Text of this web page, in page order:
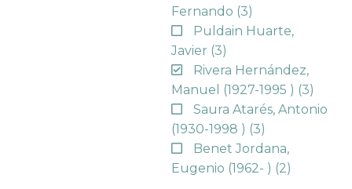
Fernando (3)
Puldain Huarte,
Javier (3)
Rivera Hernández,
Manuel (1927-1995 ) (3)
Saura Atarés, Antonio
(1930-1998 ) (3)
Benet Jordana,
Eugenio (1962- ) (2)